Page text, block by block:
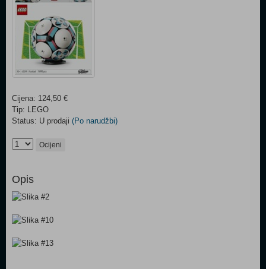
Cijena: 124,50 €
Tip: LEGO
Status: U prodaji (Po narudžbi)
Ocijeni
Opis